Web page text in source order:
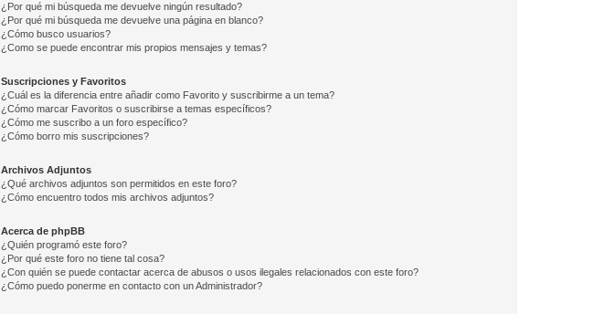
¿Por qué mi búsqueda me devuelve ningún resultado?
¿Por qué mi búsqueda me devuelve una página en blanco?
¿Cómo busco usuarios?
¿Como se puede encontrar mis propios mensajes y temas?
Suscripciones y Favoritos
¿Cuál es la diferencia entre añadir como Favorito y suscribirme a un tema?
¿Cómo marcar Favoritos o suscribirse a temas específicos?
¿Cómo me suscribo a un foro específico?
¿Cómo borro mis suscripciones?
Archivos Adjuntos
¿Qué archivos adjuntos son permitidos en este foro?
¿Cómo encuentro todos mis archivos adjuntos?
Acerca de phpBB
¿Quién programó este foro?
¿Por qué este foro no tiene tal cosa?
¿Con quién se puede contactar acerca de abusos o usos ilegales relacionados con este foro?
¿Cómo puedo ponerme en contacto con un Administrador?